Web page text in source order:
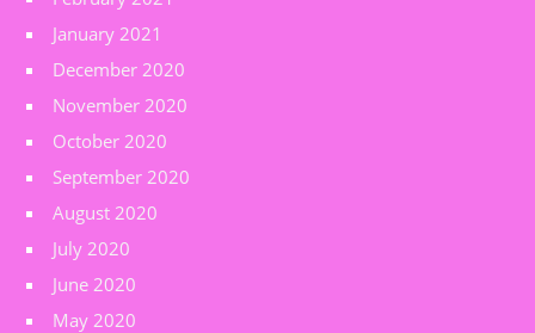
January 2021
December 2020
November 2020
October 2020
September 2020
August 2020
July 2020
June 2020
May 2020